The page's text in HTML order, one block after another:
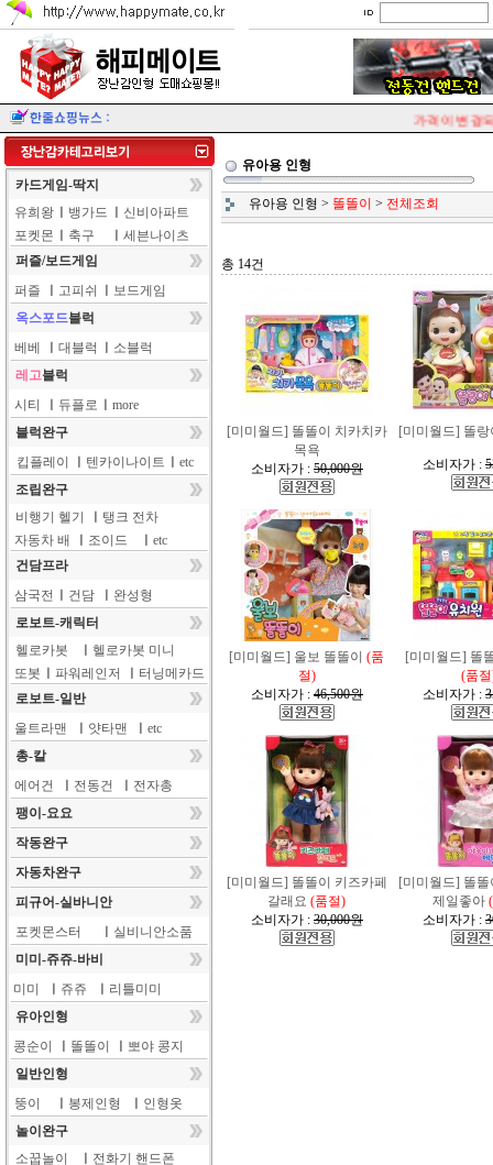
가격이 변경되
카드게임-딱지
유희왕
뱅가드
신비아파트
포켓몬
축구
세븐나이츠
퍼즐/보드게임
퍼즐
고피쉬
보드게임
옥스포드블럭
베베
대블럭
소블럭
레고블럭
시티
듀플로
more
블럭완구
킵플레이
텐카이나이트
etc
조립완구
비행기 헬기
탱크 전차
자동차 배
조이드
etc
건담프라
삼국전
건담
완성형
로보트-캐릭터
헬로카봇
헬로카봇 미니
또봇
파워레인저
터닝메카드
로보트-일반
울트라맨
얏타맨
etc
총-칼
에어건
전동건
전자총
팽이-요요
작동완구
자동차완구
피규어-실바니안
포켓몬스터
실비니안소품
미미-쥬쥬-바비
미미
쥬쥬
리틀미미
유아인형
콩순이
똘똘이
뽀야 콩지
일반인형
뚱이
봉제인형
인형옷
놀이완구
소꿉놀이
전화기 핸드폰
유아용 인형
유아용 인형 > 똘똘이 > 전체조회
총 14건
[미미월드] 똘똘이 치카치카
목욕
소비자가 : 50,000원
[미미월드] 똘
소비자가 :
[미미월드] 울보 똘똘이
(품
절)
소비자가 : 46,500원
[미미월드] 똘
(품
소비자가 :
[미미월드] 똘똘이 키즈카페
갈래요 (품절)
소비자가 : 30,000원
[미미월드] 똘
제일좋아
소비자가 :